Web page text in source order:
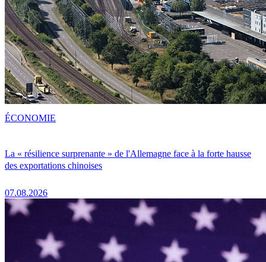
La « résilience surprenante » de l'Allemagne face à la forte hausse
des exportations chinoises
07.08.2026
ÉCONOMIE